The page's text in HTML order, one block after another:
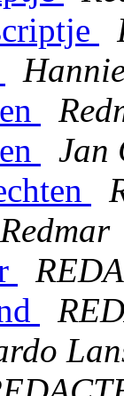
Jan
Redmar